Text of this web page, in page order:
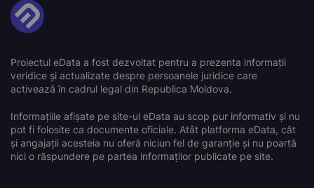
Proiectul eData a fost dezvoltat pentru a prezenta informații
veridice și actualizate despre persoanele juridice care
activează în cadrul legal din Republica Moldova.
Informațiile afișate pe site-ul eData au scop pur informativ și nu
pot fi folosite ca documente oficiale. Atât platforma eData, cât
și angajații acesteia nu oferă niciun fel de garanție și nu poartă
nici o răspundere pe partea informaților publicate pe site.